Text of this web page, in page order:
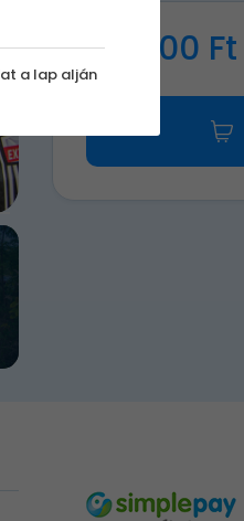
99 900 Ft
a lap alján